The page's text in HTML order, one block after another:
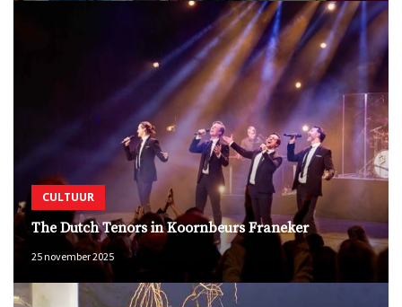
CULTUUR
The Dutch Tenors in Koornbeurs Franeker
25 november 2025